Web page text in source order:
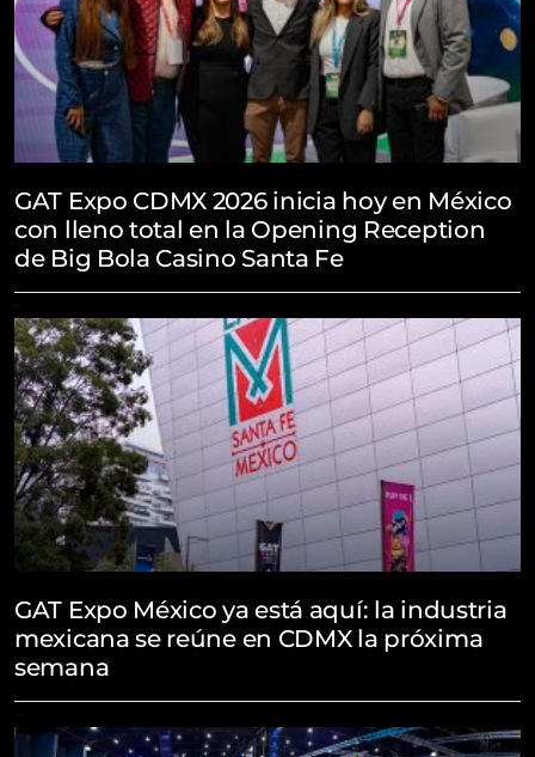
GAT Expo CDMX 2026 inicia hoy en México
con lleno total en la Opening Reception
de Big Bola Casino Santa Fe
GAT Expo México ya está aquí: la industria
mexicana se reúne en CDMX la próxima
semana